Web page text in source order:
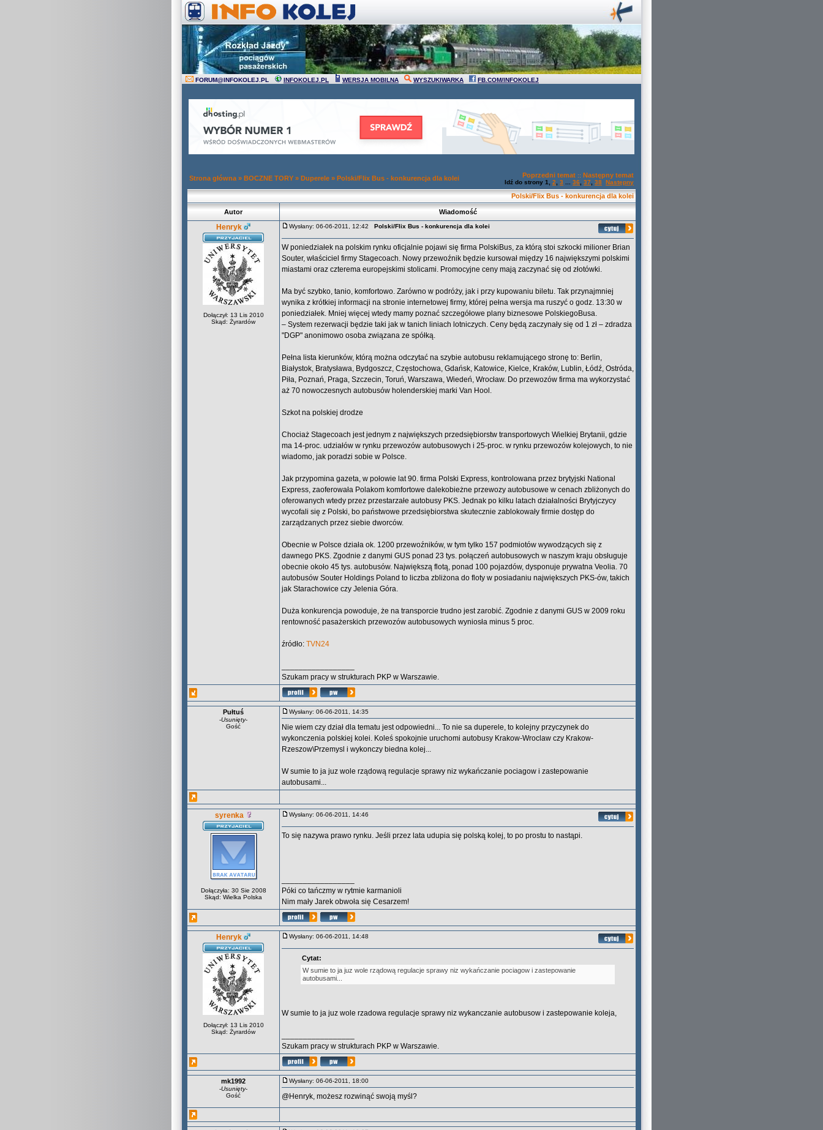
FORUM@INFOKOLEJ.PL INFOKOLEJ.PL WERSJA MOBILNA WYSZUKIWARKA FB.COM/INFOKOLEJ
Strona główna » BOCZNE TORY » Duperele » Polski/Flix Bus - konkurencja dla kolei Poprzedni temat :: Następny temat
Idź do strony 1 2 3 36 37 38 Następny
Polski/Flix Bus - konkurencja dla kolei
Autor Wiadomość
Henryk
Dołączył: 13 Lis 2010
Skąd: Żyrardów
Wysłany: 06-06-2011, 12:42 Polski/Flix Bus - konkurencja dla kolei
W poniedziałek na polskim rynku oficjalnie pojawi się firma PolskiBus, za którą stoi szkocki milioner Brian
Souter, właściciel firmy Stagecoach. Nowy przewoźnik będzie kursował między 16 największymi polskimi
miastami oraz czterema europejskimi stolicami. Promocyjne ceny mają zaczynać się od złotówki.
Ma być szybko, tanio, komfortowo. Zarówno w podróży, jak i przy kupowaniu biletu. Tak przynajmniej
wynika z krótkiej informacji na stronie internetowej firmy, której pełna wersja ma ruszyć o godz. 13:30 w
poniedziałek. Mniej więcej wtedy mamy poznać szczegółowe plany biznesowe PolskiegoBusa.
– System rezerwacji będzie taki jak w tanich liniach lotniczych. Ceny będą zaczynały się od 1 zł – zdradza
"DGP" anonimowo osoba związana ze spółką.
Pełna lista kierunków, którą można odczytać na szybie autobusu reklamującego stronę to: Berlin,
Białystok, Bratysława, Bydgoszcz, Częstochowa, Gdańsk, Katowice, Kielce, Kraków, Lublin, Łódź, Ostróda,
Piła, Poznań, Praga, Szczecin, Toruń, Warszawa, Wiedeń, Wrocław. Do przewozów firma ma wykorzystać
aż 70 nowoczesnych autobusów holenderskiej marki Van Hool.
Szkot na polskiej drodze
Chociaż Stagecoach jest jednym z największych przedsiębiorstw transportowych Wielkiej Brytanii, gdzie
ma 14-proc. udziałów w rynku przewozów autobusowych i 25-proc. w rynku przewozów kolejowych, to nie
wiadomo, jak poradzi sobie w Polsce.
Jak przypomina gazeta, w połowie lat 90. firma Polski Express, kontrolowana przez brytyjski National
Express, zaoferowała Polakom komfortowe dalekobieżne przewozy autobusowe w cenach zbliżonych do
oferowanych wtedy przez przestarzałe autobusy PKS. Jednak po kilku latach działalności Brytyjczycy
wycofali się z Polski, bo państwowe przedsiębiorstwa skutecznie zablokowały firmie dostęp do
zarządzanych przez siebie dworców.
Obecnie w Polsce działa ok. 1200 przewoźników, w tym tylko 157 podmiotów wywodzących się z
dawnego PKS. Zgodnie z danymi GUS ponad 23 tys. połączeń autobusowych w naszym kraju obsługuje
obecnie około 45 tys. autobusów. Największą flotą, ponad 100 pojazdów, dysponuje prywatna Veolia. 70
autobusów Souter Holdings Poland to liczba zbliżona do floty w posiadaniu największych PKS-ów, takich
jak Starachowice czy Jelenia Góra.
Duża konkurencja powoduje, że na transporcie trudno jest zarobić. Zgodnie z danymi GUS w 2009 roku
rentowność pasażerskich przewozów autobusowych wyniosła minus 5 proc.
źródło: TVN24
Szukam pracy w strukturach PKP w Warszawie.
Pułtuś
-Usunięty-
Gość
Wysłany: 06-06-2011, 14:35
Nie wiem czy dział dla tematu jest odpowiedni... To nie sa duperele, to kolejny przyczynek do
wykonczenia polskiej kolei. Koleś spokojnie uruchomi autobusy Krakow-Wroclaw czy Krakow-
Rzeszow\Przemysl i wykonczy biedna kolej...
W sumie to ja juz wole rządową regulacje sprawy niz wykańczanie pociagow i zastepowanie
autobusami...
syrenka
Dołączyła: 30 Sie 2008
Skąd: Wielka Polska
Wysłany: 06-06-2011, 14:46
To się nazywa prawo rynku. Jeśli przez lata udupia się polską kolej, to po prostu to nastąpi.
Póki co tańczmy w rytmie karmanioli
Nim mały Jarek obwoła się Cesarzem!
Henryk
Dołączył: 13 Lis 2010
Skąd: Żyrardów
Wysłany: 06-06-2011, 14:48
Cytat:
W sumie to ja juz wole rządową regulacje sprawy niz wykańczanie pociagow i zastepowanie
autobusami...
W sumie to ja juz wole rzadowa regulacje sprawy niz wykanczanie autobusow i zastepowanie koleja,
Szukam pracy w strukturach PKP w Warszawie.
mk1992
-Usunięty-
Gość
Wysłany: 06-06-2011, 18:00
@Henryk, możesz rozwinąć swoją myśl?